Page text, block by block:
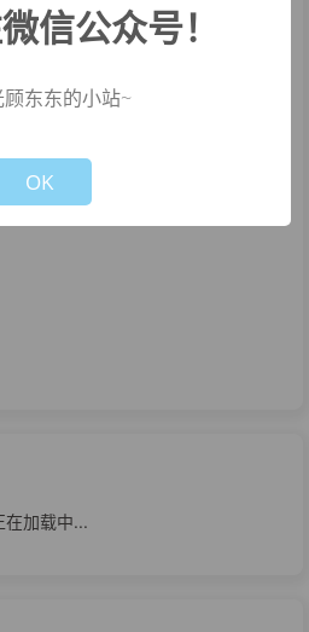
在加载中...
信公众号！
东东的小站~
OK